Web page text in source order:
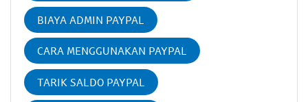
BIAYA ADMIN PAYPAL
CARA MENGGUNAKAN PAYPAL
TARIK SALDO PAYPAL